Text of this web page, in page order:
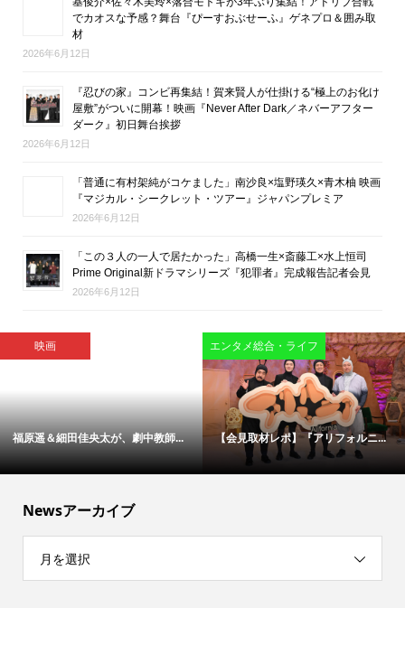
でカオスな予感？舞台『ぴーすおぶせーふ』ゲネプロ＆囲み取
材
2026年6月12日
『忍びの家』コンビ再集結！賀来賢人が仕掛ける“極上のお化け
屋敷”がついに開幕！映画『Never After Dark／ネバーアフター
ダーク』初日舞台挨拶
2026年6月12日
「普通に有村架純がコケました」南沙良×塩野瑛久×青木柚 映画
『マジカル・シークレット・ツアー』ジャパンプレミア
2026年6月12日
「この３人の一人で居たかった」高橋一生×斎藤工×水上恒司
Prime Original新ドラマシリーズ『犯罪者』完成報告記者会見
2026年6月12日
インタビュー
【インタビュー】映画版『ブルー...
映画
松村北斗＆今田美桜が“禁断のバデ...
Newsアーカイブ
月を選択